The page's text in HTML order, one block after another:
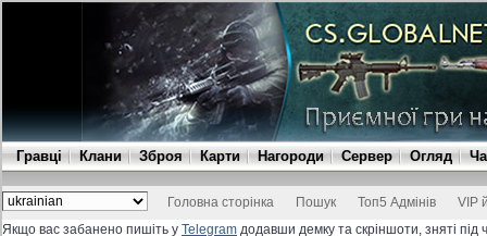
Гравці Клани Зброя Карти Нагороди Сервер Огляд